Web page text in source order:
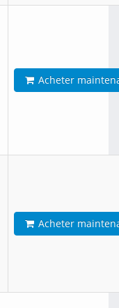
Acheter
Acheter